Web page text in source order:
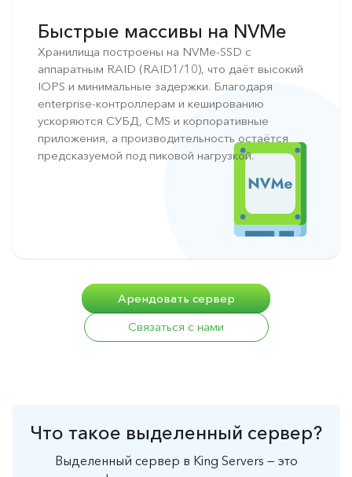
Быстрые массивы на NVMe
Хранилища построены на NVMe-SSD с
аппаратным RAID (RAID1/10), что даёт высокий
IOPS и минимальные задержки. Благодаря
enterprise-контроллерам и кешированию
ускоряются СУБД, CMS и корпоративные
приложения, а производительность остаётся
предсказуемой под пиковой нагрузкой.
Арендовать сервер
Связаться с нами
Что такое выделенный сервер?
Выделенный сервер в King Servers — это